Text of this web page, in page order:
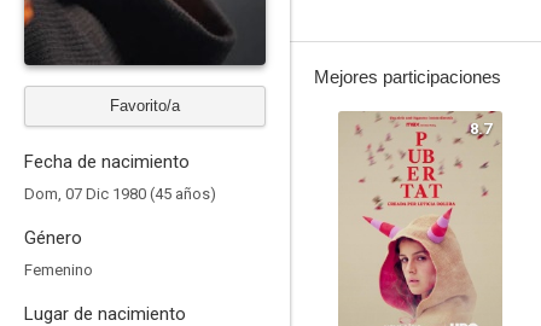
Favorito/a
Fecha de nacimiento
Dom, 07 Dic 1980 (45 años)
Género
Femenino
Lugar de nacimiento
Mejores participaciones
8.7